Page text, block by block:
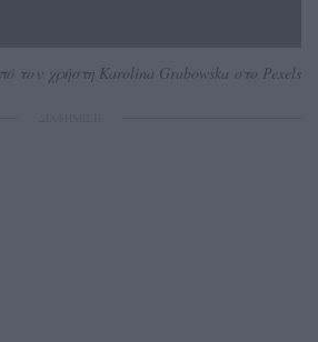
τον χρήστη Karolina Grabowska στο Pexels